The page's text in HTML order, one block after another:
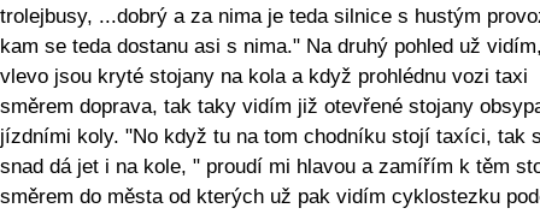
trolejbusy, ...dobrý a za nima je teda silnice s hustým
kam se teda dostanu asi s nima." Na druhý pohled už
vlevo jsou kryté stojany na kola a když prohlédnu vozi taxi
směrem doprava, tak taky vidím již otevřené stojany
jízdními koly. "No když tu na tom chodníku stojí taxíci, tak
snad dá jet i na kole, " proudí mi hlavou a zamířím k těm
směrem do města od kterých už pak vidím cyklostezku